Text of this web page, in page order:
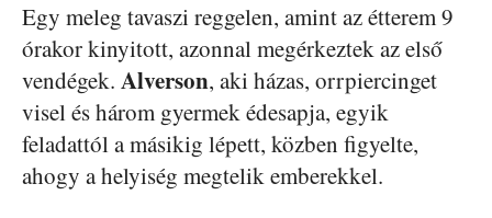
Egy meleg tavaszi reggelen, amint az étterem 9
órakor kinyitott, azonnal megérkeztek az első
vendégek. Alverson, aki házas, orrpiercinget
visel és három gyermek édesapja, egyik
feladattól a másikig lépett, közben figyelte,
ahogy a helyiség megtelik emberekkel.